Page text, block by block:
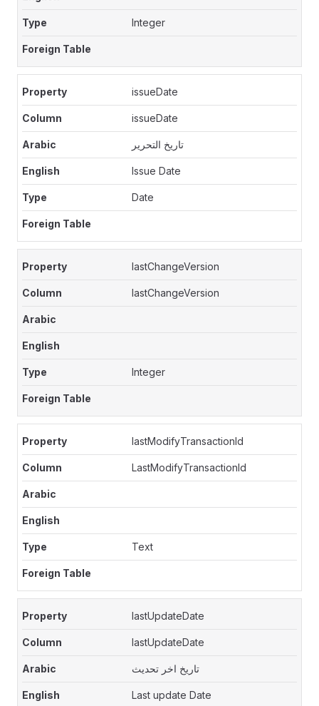
Integer
issueDate
issueDate
تاريخ التحرير
Issue Date
Date
lastChangeVersion
lastChangeVersion
Integer
lastModifyTransactionId
LastModifyTransactionId
Text
lastUpdateDate
lastUpdateDate
تاريخ اخر تحديث
Last update Date